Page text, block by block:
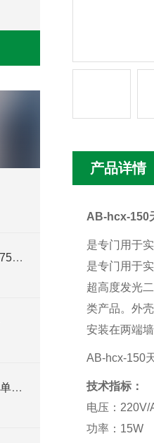
变频串联谐振试验成套装置（75kVA/75kV）技术解析
ETCR2000钳形接地电阻仪简单介绍
产品详情
AB-hcx-150
是专门用于
是专门用于
超高度发光
类产品。外
安装在两端
AB-hcx-150
技术指标：
电压：
功率：15W